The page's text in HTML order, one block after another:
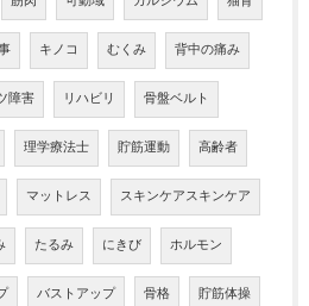
キノコ むくみ 背中の痛み
障害 リハビリ 骨盤ベルト
理学療法士 貯筋運動 高齢者
マットレス スキンケアスキンケア
たるみ にきび ホルモン
バストアップ 骨格 貯筋体操